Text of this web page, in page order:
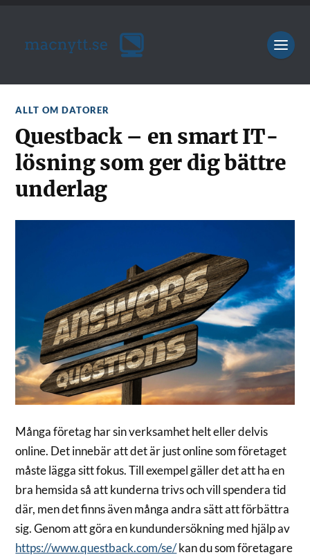
ALLT OM DATORER
Questback – en smart IT-
lösning som ger dig bättre
underlag
Många företag har sin verksamhet helt eller delvis
online. Det innebär att det är just online som företaget
måste lägga sitt fokus. Till exempel gäller det att ha en
bra hemsida så att kunderna trivs och vill spendera tid
där, men det finns även många andra sätt att förbättra
sig. Genom att göra en kundundersökning med hjälp av
https://www.questback.com/se/kan du som företagare